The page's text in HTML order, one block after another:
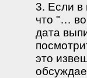
3. Если в
что "…
дата
это